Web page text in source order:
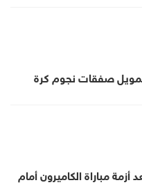
صفقات نجوم كرة
مباراة الكاميرون أمام